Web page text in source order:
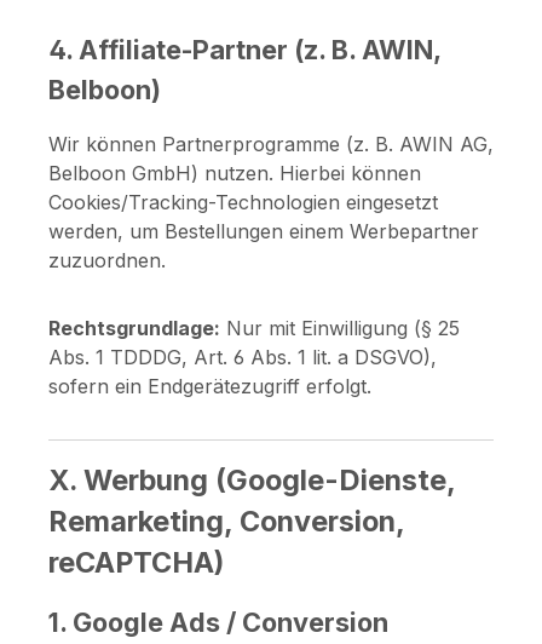
4. Affiliate-Partner (z. B. AWIN,
Belboon)
Wir können Partnerprogramme (z. B. AWIN AG,
Belboon GmbH) nutzen. Hierbei können
Cookies/Tracking-Technologien eingesetzt
werden, um Bestellungen einem Werbepartner
zuzuordnen.
Rechtsgrundlage: Nur mit Einwilligung (§ 25
Abs. 1 TDDDG, Art. 6 Abs. 1 lit. a DSGVO),
sofern ein Endgerätezugriff erfolgt.
X. Werbung (Google-Dienste,
Remarketing, Conversion,
reCAPTCHA)
1. Google Ads / Conversion